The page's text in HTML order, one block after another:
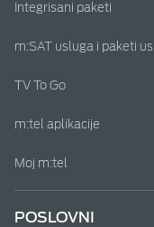
Integrisani paketi
m:SAT usluga i paketi
TV To Go
m:tel aplikacije
Moj m:tel
POSLOVNI